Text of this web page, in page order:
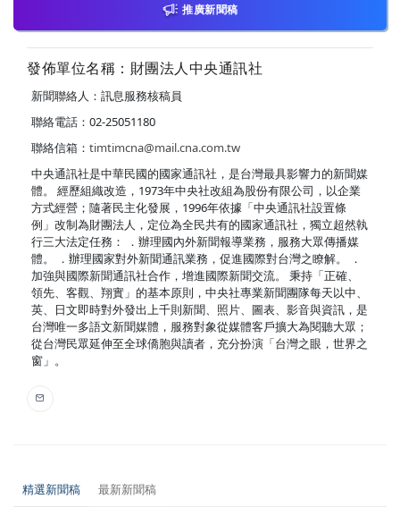
推廣新聞稿
發佈單位名稱：財團法人中央通訊社
新聞聯絡人：訊息服務核稿員
聯絡電話：02-25051180
聯絡信箱： timtimcna@mail.cna.com.tw
中央通訊社是中華民國的國家通訊社，是台灣最具影響力的新聞媒
體。 經歷組織改造，1973年中央社改組為股份有限公司，以企業
方式經營；隨著民主化發展，1996年依據「中央通訊社設置條
例」改制為財團法人，定位為全民共有的國家通訊社，獨立超然執
行三大法定任務： ．辦理國內外新聞報導業務，服務大眾傳播媒
體。 ．辦理國家對外新聞通訊業務，促進國際對台灣之瞭解。 ．
加強與國際新聞通訊社合作，增進國際新聞交流。 秉持「正確、
領先、客觀、翔實」的基本原則，中央社專業新聞團隊每天以中、
英、日文即時對外發出上千則新聞、照片、圖表、影音與資訊，是
台灣唯一多語文新聞媒體，服務對象從媒體客戶擴大為閱聽大眾；
從台灣民眾延伸至全球僑胞與讀者，充分扮演「台灣之眼，世界之
窗」。
精選新聞稿 最新新聞稿